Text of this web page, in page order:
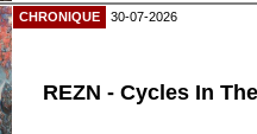
CHRONIQUE 30-07-2026
REZN - Cycles In